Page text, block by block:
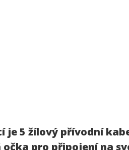
je 5 žílový přívodní
pro připojení na